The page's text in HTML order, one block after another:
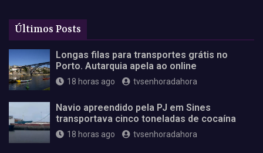
Últimos Posts
Longas filas para transportes grátis no
Porto. Autarquia apela ao online
18 horas ago tvsenhoradahora
Navio apreendido pela PJ em Sines
transportava cinco toneladas de cocaína
18 horas ago tvsenhoradahora